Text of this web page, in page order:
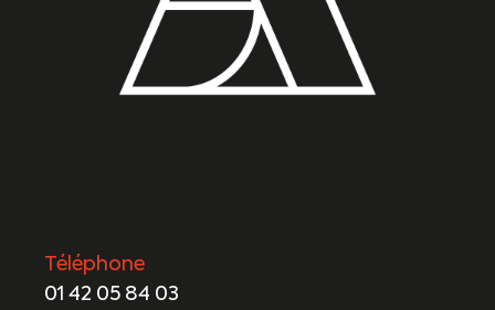
Téléphone
01 42 05 84 03